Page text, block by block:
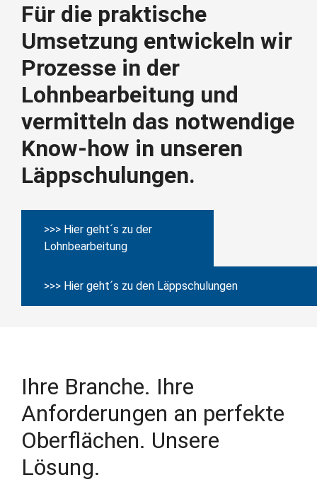
Für die praktische
Umsetzung entwickeln wir
Prozesse in der
Lohnbearbeitung und
vermitteln das notwendige
Know-how in unseren
Läppschulungen.
>>> Hier geht´s zu der
Lohnbearbeitung
>>> Hier geht´s zu den Läppschulungen
Ihre Branche. Ihre
Anforderungen an perfekte
Oberflächen. Unsere
Lösung.